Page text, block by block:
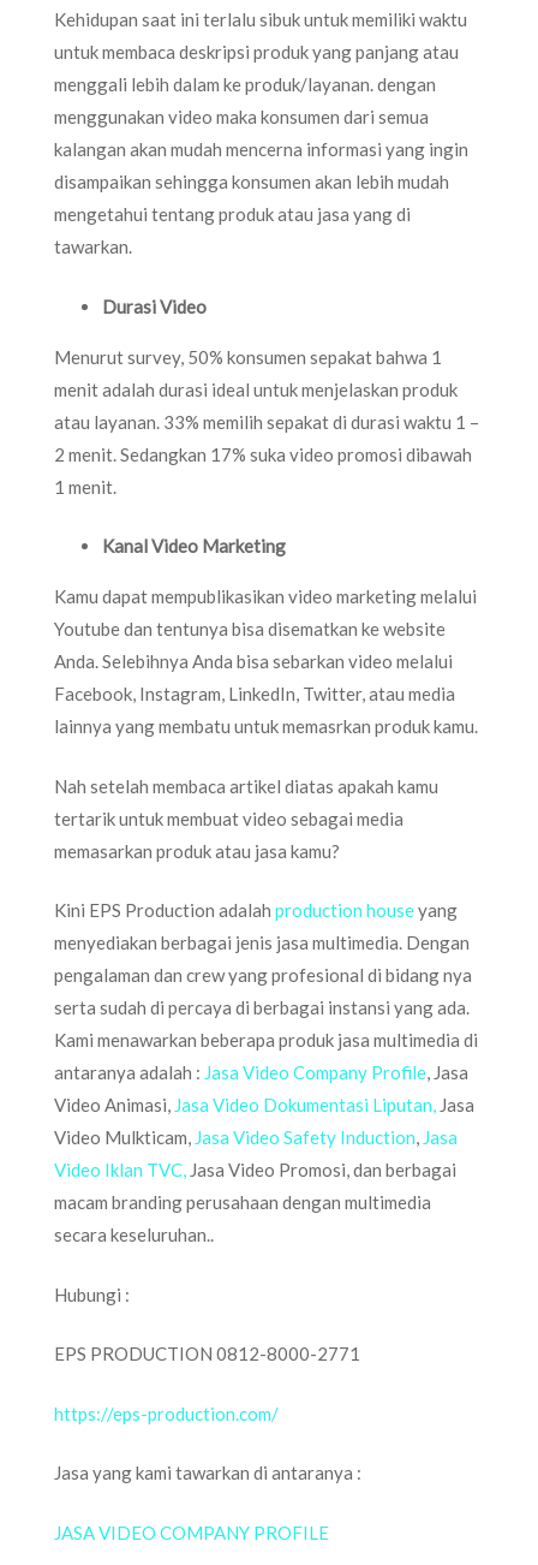
Kehidupan saat ini terlalu sibuk untuk memiliki waktu
untuk membaca deskripsi produk yang panjang atau
menggali lebih dalam ke produk/layanan. dengan
menggunakan video maka konsumen dari semua
kalangan akan mudah mencerna informasi yang ingin
disampaikan sehingga konsumen akan lebih mudah
mengetahui tentang produk atau jasa yang di
tawarkan.
Durasi Video
Menurut survey, 50% konsumen sepakat bahwa 1
menit adalah durasi ideal untuk menjelaskan produk
atau layanan. 33% memilih sepakat di durasi waktu 1 –
2 menit. Sedangkan 17% suka video promosi dibawah
1 menit.
Kanal Video Marketing
Kamu dapat mempublikasikan video marketing melalui
Youtube dan tentunya bisa disematkan ke website
Anda. Selebihnya Anda bisa sebarkan video melalui
Facebook, Instagram, LinkedIn, Twitter, atau media
lainnya yang membatu untuk memasrkan produk kamu.
Nah setelah membaca artikel diatas apakah kamu
tertarik untuk membuat video sebagai media
memasarkan produk atau jasa kamu?
Kini EPS Production adalah production houseyang
menyediakan berbagai jenis jasa multimedia. Dengan
pengalaman dan crew yang profesional di bidang nya
serta sudah di percaya di berbagai instansi yang ada.
Kami menawarkan beberapa produk jasa multimedia di
antaranya adalah : Jasa Video Company Profile, Jasa
Video Animasi, Jasa Video Dokumentasi Liputan, Jasa
Video Mulkticam, Jasa Video Safety Induction, Jasa
Video Iklan TVC, Jasa Video Promosi, dan berbagai
macam branding perusahaan dengan multimedia
secara keseluruhan..
Hubungi :
EPS PRODUCTION 0812-8000-2771
https://eps-production.com/
Jasa yang kami tawarkan di antaranya :
JASA VIDEO COMPANY PROFILE